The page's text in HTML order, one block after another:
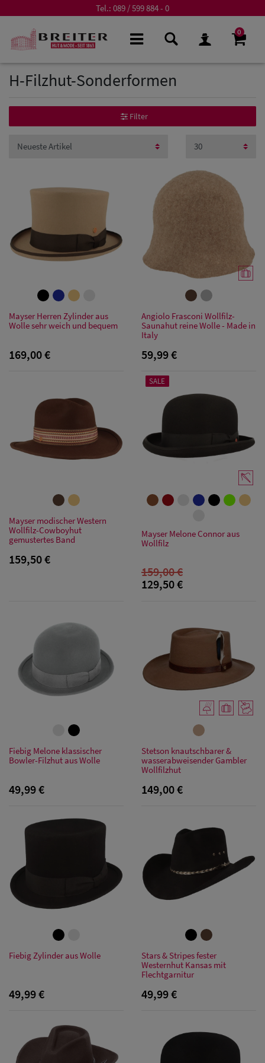
Tel.: 089 / 599 884 - 0
0
Herren Caps
Herren
Baseball Cpas
Herren
Sonnenschilder
& Visoren
Snapback Caps
H-Filzhut-Sonderformen
Filter
Mayser Herren Zylinder aus
Wolle sehr weich und bequem
169,00 €
Angiolo Frasconi Wollfilz-
Saunahut reine Wolle - Made in
Italy
59,99 €
Mayser modischer Western
Wollfilz-Cowboyhut
gemustertes Band
159,50 €
SALE
Mayser Melone Connor aus
Wollfilz
159,00 €
129,50 €
Fiebig Melone klassischer
Bowler-Filzhut aus Wolle
49,99 €
Stetson knautschbarer &
wasserabweisender Gambler
Wollfilzhut
149,00 €
Fiebig Zylinder aus Wolle
49,99 €
Stars & Stripes fester
Westernhut Kansas mit
Flechtgarnitur
49,99 €